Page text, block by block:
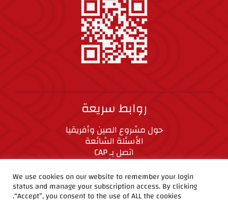
روابط سريعة
حول مشروع الصين وأفريقيا
الأسئلة الشائعة
اتصل بـ CAP
المعايير الأخلاقية
We use cookies on our website to remember your login
status and manage your subscription access. By clicking
“Accept”, you consent to the use of ALL the cookies.